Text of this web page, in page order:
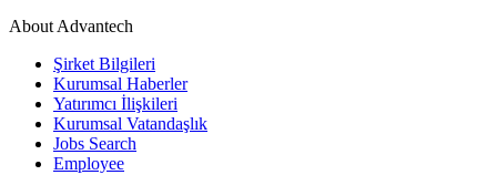
About Advantech
Şirket Bilgileri
Kurumsal Haberler
Yatırımcı İlişkileri
Kurumsal Vatandaşlık
Jobs Search
Employee